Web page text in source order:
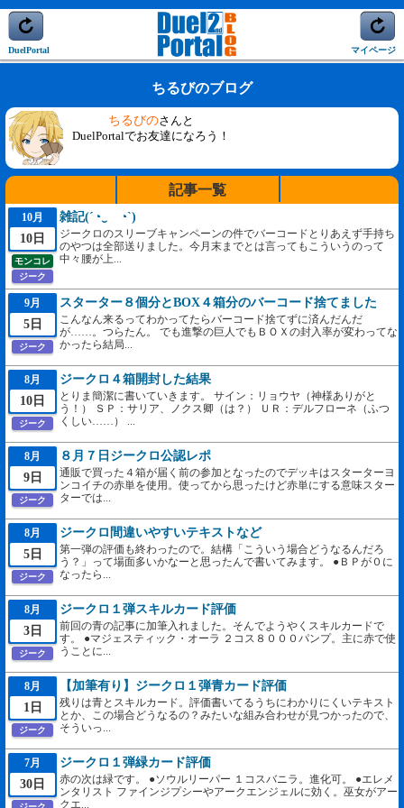
DuelPortal マイページ
ちるびのブログ
ちるびのさんと
DuelPortalでお友達になろう！
記事一覧
10月
10日
モンコレ
ジーク
雑記(´◔‿ゝ◔`)
ジークロのスリーブキャンペーンの件でバーコードとりあえず手持ち
のやつは全部送りました。今月末までとは言ってもこういうのって
中々腰が上...
9月
5日
ジーク
スターター８個分とBOX４箱分のバーコード捨てました
こんなん来るってわかってたらバーコード捨てずに済んだんだ
が……。つらたん。 でも進撃の巨人でもＢＯＸの封入率が変わってな
かったら結局...
8月
10日
ジーク
ジークロ４箱開封した結果
とりま簡潔に書いていきます。 サイン：リョウヤ（神様ありがと
う！） ＳＰ：サリア、ノクス卿（は？） ＵＲ：デルフローネ（ふつ
くしい……） ...
8月
9日
ジーク
８月７日ジークロ公認レポ
通販で買った４箱が届く前の参加となったのでデッキはスターターヨ
ンコイチの赤単を使用。使ってから思ったけど赤単にする意味スター
ターでは...
8月
5日
ジーク
ジークロ間違いやすいテキストなど
第一弾の評価も終わったので。結構「こういう場合どうなるんだろ
う？」って場面多いかなーと思ったんで書いてみます。 ●ＢＰが０に
なったら...
8月
3日
ジーク
ジークロ１弾スキルカード評価
前回の青の記事に加筆入れました。そんでようやくスキルカードで
す。 ●マジェスティック・オーラ ２コス８０００パンプ。主に赤で使
うことに...
8月
1日
ジーク
【加筆有り】ジークロ１弾青カード評価
残りは青とスキルカード。評価書いてるうちにわかりにくいテキスト
とか、この場合どうなるの？みたいな組み合わせが見つかったので、
そういっ...
7月
30日
ジークロ１弾緑カード評価
赤の次は緑です。 ●ソウルリーパー １コスバニラ。進化可。 ●エレメ
ンタリスト ファインジプシーやアークエンジェルに効く。巫女がアー
クエ...